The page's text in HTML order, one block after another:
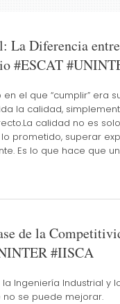
La Diferencia
#ESCAT
el que “cumplir” era
la calidad,
calidad no es
lo prometido, superar
Es lo que hace que
de la
#IISCA
Ingeniería Industrial y
se puede mejorar.